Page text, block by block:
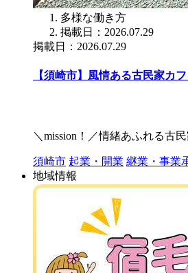
多様な働き方
掲載日：2026.07.29
掲載日：2026.07.29
【須崎市】風情ある古民家カフ
＼mission！／情緒あふれる古
須崎市 起業・開業 継業・事業
地域情報